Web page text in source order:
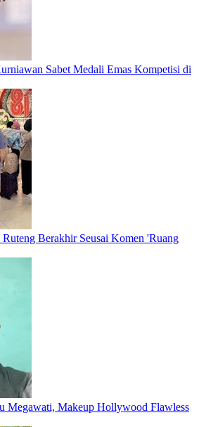
Sabet Medali Emas Kompetisi di
Berakhir Seusai Komen 'Ruang
Megawati, Makeup Hollywood Flawless